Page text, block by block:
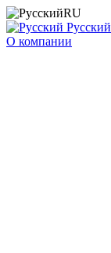
RU
Русский
О компании